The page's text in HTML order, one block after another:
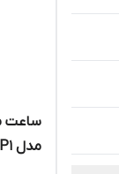
ساعت
مدل SUR375P1